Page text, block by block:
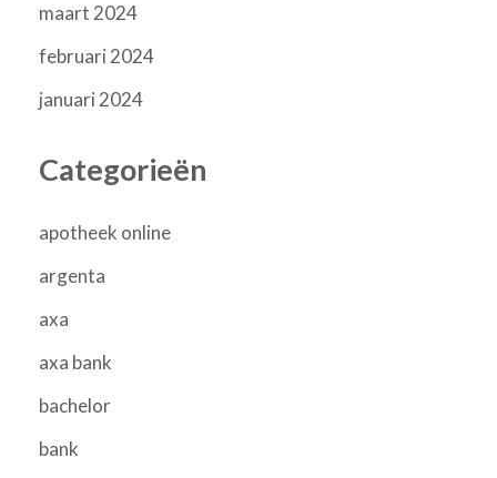
maart 2024
februari 2024
januari 2024
Categorieën
apotheek online
argenta
axa
axa bank
bachelor
bank